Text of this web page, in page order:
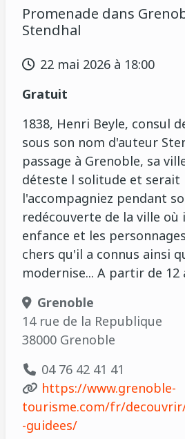
Promenade dans
Stendhal
22 mai 2026 à 18:00
Gratuit
1838, Henri Beyle, consul
sous son nom d'auteur
passage à Grenoble, sa
déteste l solitude et serait
l'accompagniez pendant
redécouverte de la ville où
enfance et les
chers qu'il a connus ainsi
modernise... A partir de 12
Grenoble
14 rue de la Republique
38000 Grenoble
04 76 42 41 41
https://www.grenoble-
tourisme.com/fr/
-guidees/